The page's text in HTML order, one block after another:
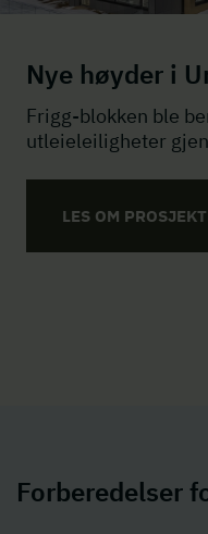
Nye høyder i
Frigg-blokken ble
utleieleiligheter
LES OM
Forberedelser